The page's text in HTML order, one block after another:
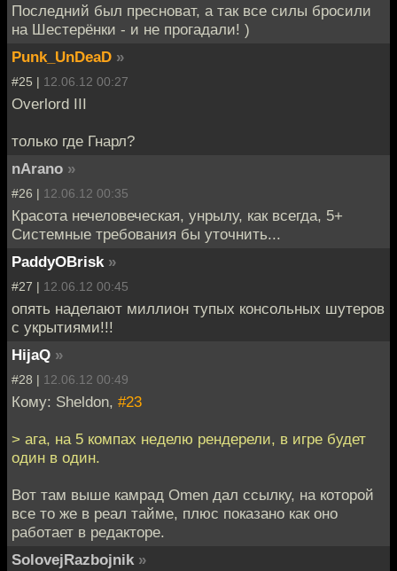
Последний был пресноват, а так все силы бросили
на Шестерёнки - и не прогадали! )
Punk_UnDeaD »
#25 | 12.06.12 00:27
Overlord III
только где Гнарл?
nArano »
#26 | 12.06.12 00:35
Красота нечеловеческая, унрылу, как всегда, 5+
Системные требования бы уточнить...
PaddyOBrisk »
#27 | 12.06.12 00:45
опять наделают миллион тупых консольных шутеров
с укрытиями!!!
HijaQ »
#28 | 12.06.12 00:49
Кому: Sheldon, #23
> ага, на 5 компах неделю рендерели, в игре будет
один в один.
Вот там выше камрад Omen дал ссылку, на которой
все то же в реал тайме, плюс показано как оно
работает в редакторе.
SolovejRazbojnik »